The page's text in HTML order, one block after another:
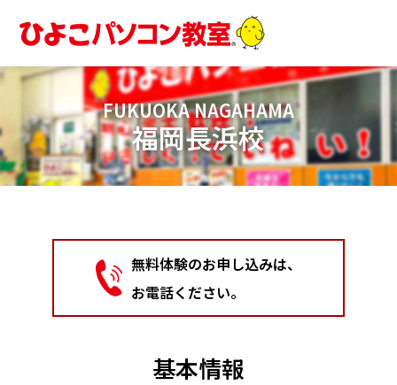
ス
プ
FUKUOKA NAGAHAMA
福岡長浜校
無料体験のお申し込みは、
お電話ください。
基本情報